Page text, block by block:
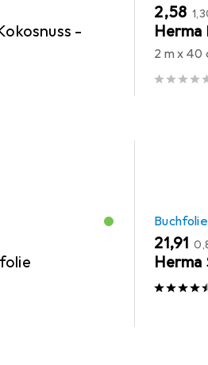
-
EUR
2,58
Herma
2 m x 40
Buchfolie
EUR
21,91
Herma